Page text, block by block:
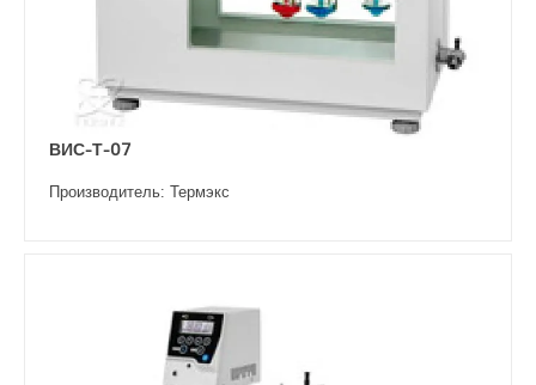
ВИС-Т-07
Производитель: Термэкс